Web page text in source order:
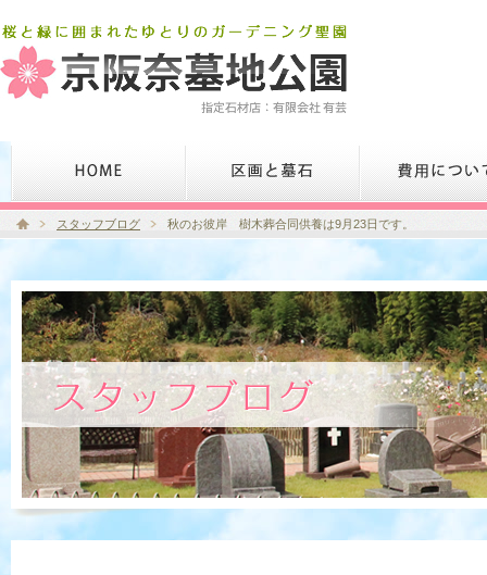
スタッフブログ 秋のお彼岸 樹木葬合同供養は9月23日です。